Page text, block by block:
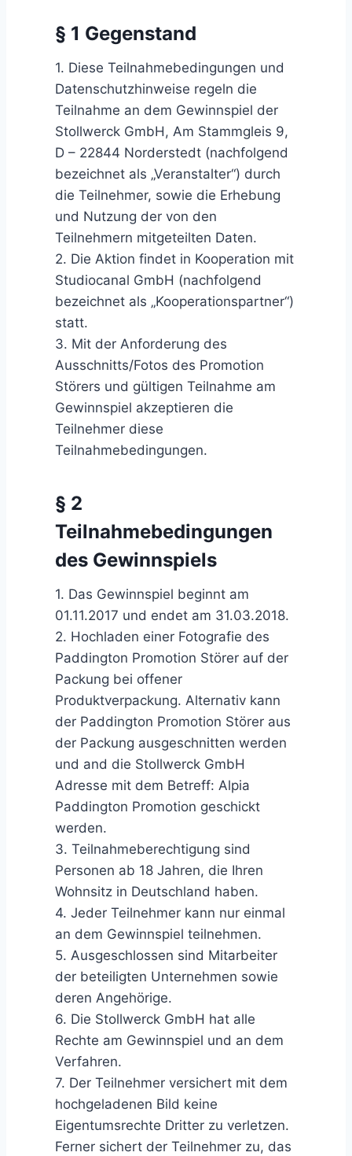
§ 1 Gegenstand
1. Diese Teilnahmebedingungen und
Datenschutzhinweise regeln die
Teilnahme an dem Gewinnspiel der
Stollwerck GmbH, Am Stammgleis 9,
D – 22844 Norderstedt (nachfolgend
bezeichnet als „Veranstalter“) durch
die Teilnehmer, sowie die Erhebung
und Nutzung der von den
Teilnehmern mitgeteilten Daten.
2. Die Aktion findet in Kooperation mit
Studiocanal GmbH (nachfolgend
bezeichnet als „Kooperationspartner“)
statt.
3. Mit der Anforderung des
Ausschnitts/Fotos des Promotion
Störers und gültigen Teilnahme am
Gewinnspiel akzeptieren die
Teilnehmer diese
Teilnahmebedingungen.
§ 2
Teilnahmebedingungen
des Gewinnspiels
1. Das Gewinnspiel beginnt am
01.11.2017 und endet am 31.03.2018.
2. Hochladen einer Fotografie des
Paddington Promotion Störer auf der
Packung bei offener
Produktverpackung. Alternativ kann
der Paddington Promotion Störer aus
der Packung ausgeschnitten werden
und and die Stollwerck GmbH
Adresse mit dem Betreff: Alpia
Paddington Promotion geschickt
werden.
3. Teilnahmeberechtigung sind
Personen ab 18 Jahren, die Ihren
Wohnsitz in Deutschland haben.
4. Jeder Teilnehmer kann nur einmal
an dem Gewinnspiel teilnehmen.
5. Ausgeschlossen sind Mitarbeiter
der beteiligten Unternehmen sowie
deren Angehörige.
6. Die Stollwerck GmbH hat alle
Rechte am Gewinnspiel und an dem
Verfahren.
7. Der Teilnehmer versichert mit dem
hochgeladenen Bild keine
Eigentumsrechte Dritter zu verletzen.
Ferner sichert der Teilnehmer zu, das